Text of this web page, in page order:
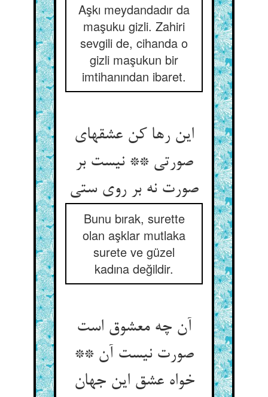
Aşkı meydandadır da
maşuku gizli. Zahiri
sevgili de, cihanda o
gizli maşukun bir
imtihanından ibaret.
این رها کن عشقهای
صورتی ** نیست بر
صورت نه بر روی ستی‏
Bunu bırak, surette
olan aşklar mutlaka
surete ve güzel
kadına değildir.
آن چه معشوق است
صورت نیست آن **
خواه عشق این جهان